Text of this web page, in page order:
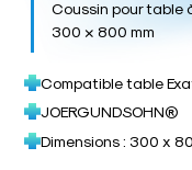
Coussin pour table
300 × 800 mm
Compatible table
JOERGUNDSOHN®
Dimensions : 300 x